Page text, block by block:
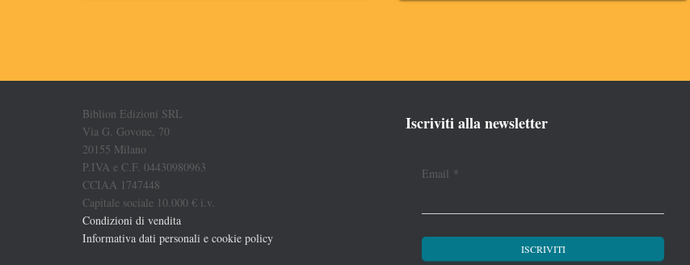
Biblion Edizioni SRL
Via G. Govone, 70
20155 Milano
P.IVA e C.F. 04430980963
CCIAA 1747448
Capitale sociale 10.000 € i.v.
Condizioni di vendita
Informativa dati personali e cookie policy
Iscriviti alla newsletter
Email *